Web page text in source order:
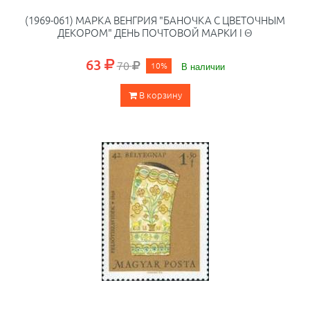
(1969-061) МАРКА ВЕНГРИЯ "БАНОЧКА С ЦВЕТОЧНЫМ
ДЕКОРОМ" ДЕНЬ ПОЧТОВОЙ МАРКИ I Θ
63 70 10% В наличии
В корзину